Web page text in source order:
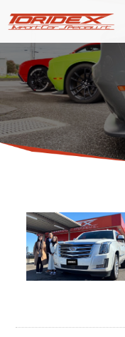
ブログ
ストックリスト
買取